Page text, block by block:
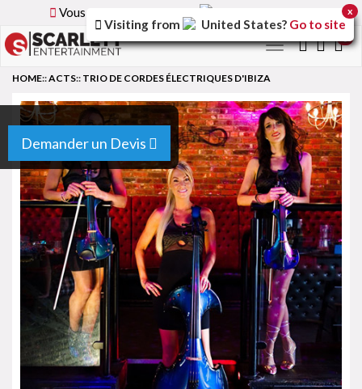
Vous parcourez la version
Toggle
Demander un Devis
HOME::ACTS:: TRIO DE CORDES ÉLECTRIQUES D'IBIZA
Visiting from United States? Go to site
x